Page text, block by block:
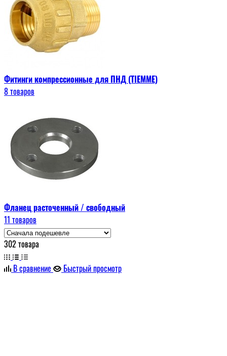
Фитинги компрессионные для ПНД (TIEMME)
8 товаров
Фланец расточенный / свободный
11 товаров
302 товара
В сравнение
Быстрый просмотр